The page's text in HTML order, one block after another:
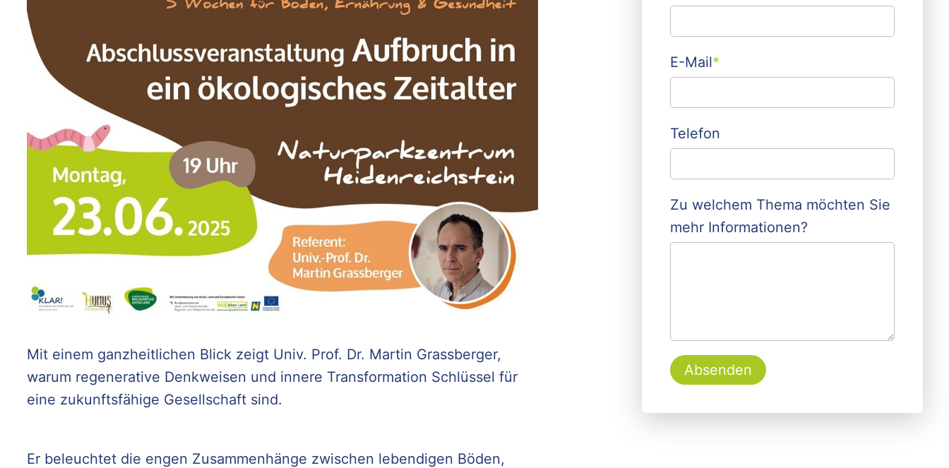
Mit einem ganzheitlichen Blick zeigt Univ. Prof. Dr. Martin Grassberger,
warum regenerative Denkweisen und innere Transformation Schlüssel für
eine zukunftsfähige Gesellschaft sind.
Er beleuchtet die engen Zusammenhänge zwischen lebendigen Böden,
E-Mail*
Telefon
Zu welchem Thema möchten Sie
mehr Informationen?
Absenden